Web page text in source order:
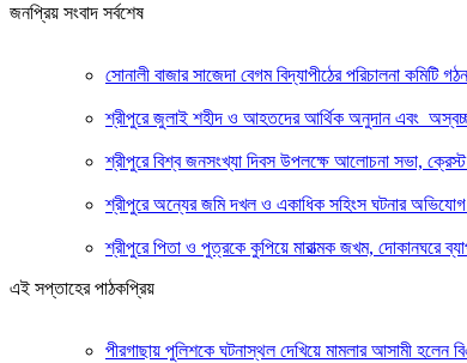
জনপ্রিয় সংবাদ সর্বশেষ
সোনালী বাজার সাজেদা বেগম বিদ্যাপীঠের পরিচালনা কমিটি গঠন
শ্রীপুরে জুলাই শহীদ ও আহতদের আর্থিক অনুদান এবং
শ্রীপুরে বিশ্ব জনসংখ্যা দিবস উপলক্ষে আলোচনা সভা,
শ্রীপুরে অন্যের জমি দখল ও একাধিক সহিংস ঘটনার অভিযোগ
শ্রীপুরে পিতা ও পুত্রকে কুপিয়ে মারাত্মক জখম, দোকানঘরে
এই সপ্তাহের পাঠকপ্রিয়
পীরগাছায় পুলিশকে ঘটনাস্থল দেখিয়ে মামলার আসামী হলেন